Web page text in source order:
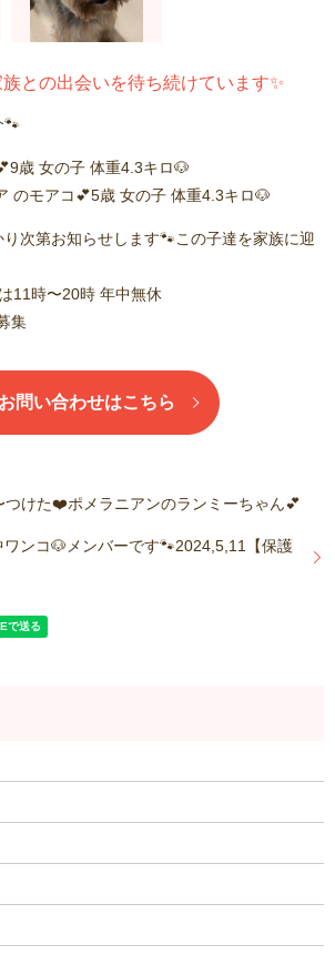
との出会いを待ち続けています✨
🐾
歳 女の子 体重4.3キロ🐶
のモアコ💕5歳 女の子 体重4.3キロ🐶
次第お知らせします🐾この子達を家族に迎
11時〜20時 年中無休
集
お問い合わせはこちら
つけた❤️ポメラニアンのランミーちゃん💕
ンコ🐶メンバーです🐾2024,5,11【保護